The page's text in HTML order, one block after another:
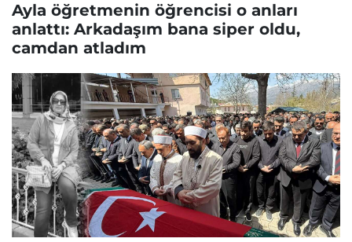
Ayla öğretmenin öğrencisi o anları
anlattı: Arkadaşım bana siper oldu,
camdan atladım